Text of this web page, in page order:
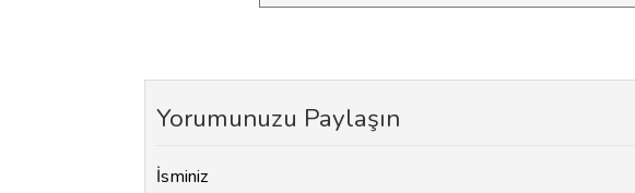
Yorumunuzu Paylaşın
İsminiz